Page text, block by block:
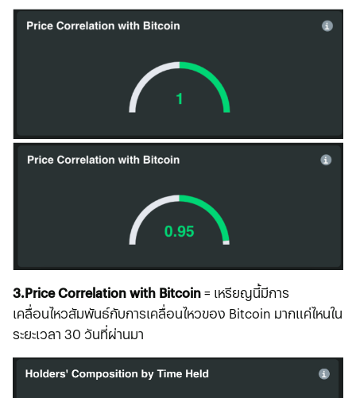
3.Price Correlation with Bitcoin= เหรียญนี้มีการ
เคลื่อนไหวสัมพันธ์กับการเคลื่อนไหวของ Bitcoin มากแค่ไหนใน
ระยะเวลา 30 วันที่ผ่านมา